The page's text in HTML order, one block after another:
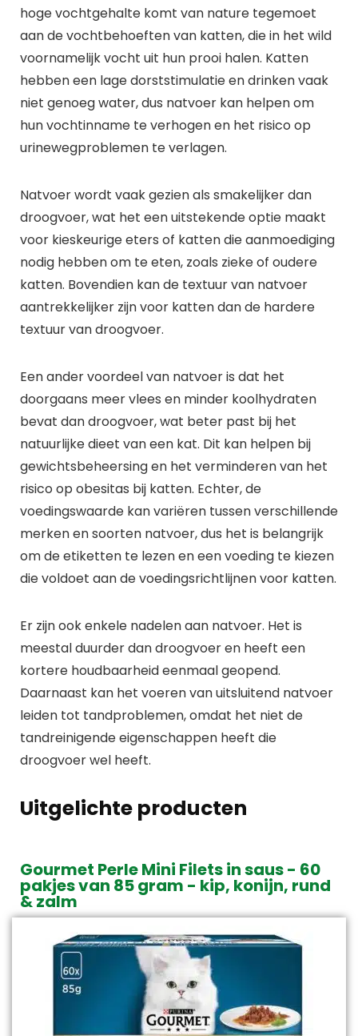
hoge vochtgehalte komt van nature tegemoet
aan de vochtbehoeften van katten, die in het wild
voornamelijk vocht uit hun prooi halen. Katten
hebben een lage dorststimulatie en drinken vaak
niet genoeg water, dus natvoer kan helpen om
hun vochtinname te verhogen en het risico op
urinewegproblemen te verlagen.
Natvoer wordt vaak gezien als smakelijker dan
droogvoer, wat het een uitstekende optie maakt
voor kieskeurige eters of katten die aanmoediging
nodig hebben om te eten, zoals zieke of oudere
katten. Bovendien kan de textuur van natvoer
aantrekkelijker zijn voor katten dan de hardere
textuur van droogvoer.
Een ander voordeel van natvoer is dat het
doorgaans meer vlees en minder koolhydraten
bevat dan droogvoer, wat beter past bij het
natuurlijke dieet van een kat. Dit kan helpen bij
gewichtsbeheersing en het verminderen van het
risico op obesitas bij katten. Echter, de
voedingswaarde kan variëren tussen verschillende
merken en soorten natvoer, dus het is belangrijk
om de etiketten te lezen en een voeding te kiezen
die voldoet aan de voedingsrichtlijnen voor katten.
Er zijn ook enkele nadelen aan natvoer. Het is
meestal duurder dan droogvoer en heeft een
kortere houdbaarheid eenmaal geopend.
Daarnaast kan het voeren van uitsluitend natvoer
leiden tot tandproblemen, omdat het niet de
tandreinigende eigenschappen heeft die
droogvoer wel heeft.
Uitgelichte producten
Gourmet Perle Mini Filets in saus - 60
pakjes van 85 gram - kip, konijn, rund
& zalm